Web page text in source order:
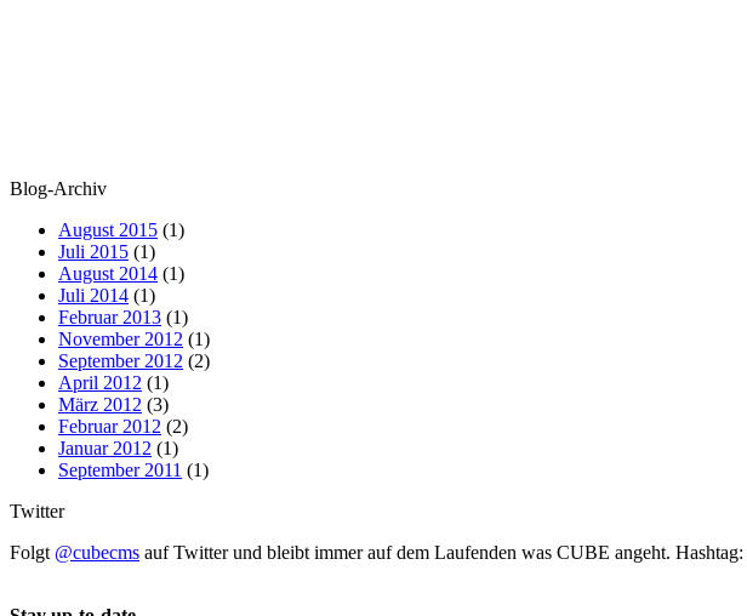
Blog-Archiv
August 2015 (1)
Juli 2015 (1)
August 2014 (1)
Juli 2014 (1)
Februar 2013 (1)
November 2012 (1)
September 2012 (2)
April 2012 (1)
März 2012 (3)
Februar 2012 (2)
Januar 2012 (1)
September 2011 (1)
Twitter
Folgt @cubecms auf Twitter und bleibt immer auf dem Laufenden was CUBE angeht. Hashtag: